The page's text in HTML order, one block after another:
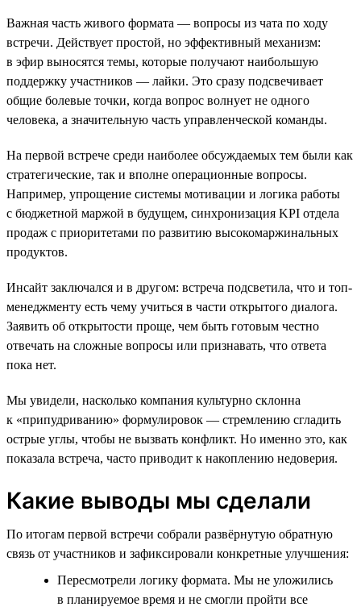
Важная часть живого формата — вопросы из чата по ходу
встречи. Действует простой, но эффективный механизм:
в эфир выносятся темы, которые получают наибольшую
поддержку участников — лайки. Это сразу подсвечивает
общие болевые точки, когда вопрос волнует не одного
человека, а значительную часть управленческой команды.
На первой встрече среди наиболее обсуждаемых тем были как
стратегические, так и вполне операционные вопросы.
Например, упрощение системы мотивации и логика работы
с бюджетной маржой в будущем, синхронизация KPI отдела
продаж с приоритетами по развитию высокомаржинальных
продуктов.
Инсайт заключался и в другом: встреча подсветила, что и топ-
менеджменту есть чему учиться в части открытого диалога.
Заявить об открытости проще, чем быть готовым честно
отвечать на сложные вопросы или признавать, что ответа
пока нет.
Мы увидели, насколько компания культурно склонна
к «припудриванию» формулировок — стремлению сгладить
острые углы, чтобы не вызвать конфликт. Но именно это, как
показала встреча, часто приводит к накоплению недоверия.
Какие выводы мы сделали
По итогам первой встречи собрали развёрнутую обратную
связь от участников и зафиксировали конкретные улучшения:
Пересмотрели логику формата. Мы не уложились
в планируемое время и не смогли пройти все